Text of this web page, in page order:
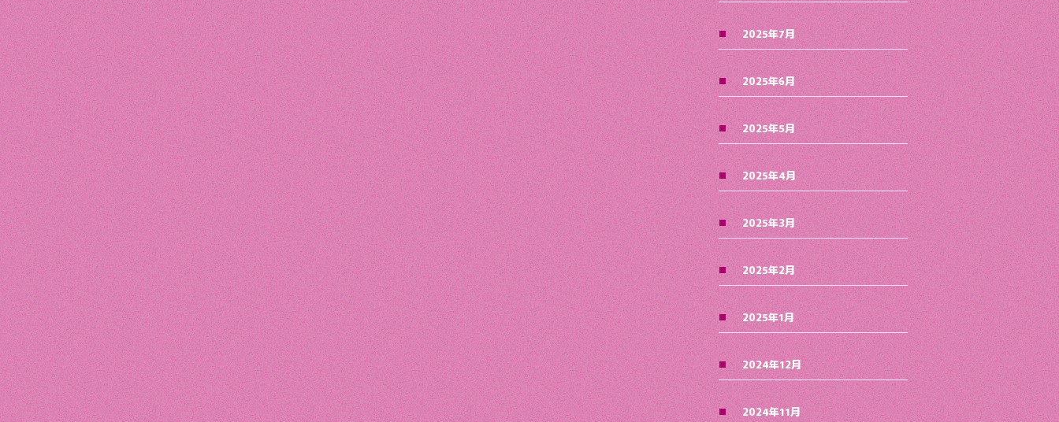
2025年7月
2025年6月
2025年5月
2025年4月
2025年3月
2025年2月
2025年1月
2024年12月
2024年11月